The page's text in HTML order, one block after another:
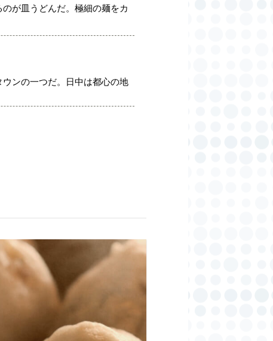
が皿うどんだ。極細の麺をカ
ンの一つだ。日中は都心の地